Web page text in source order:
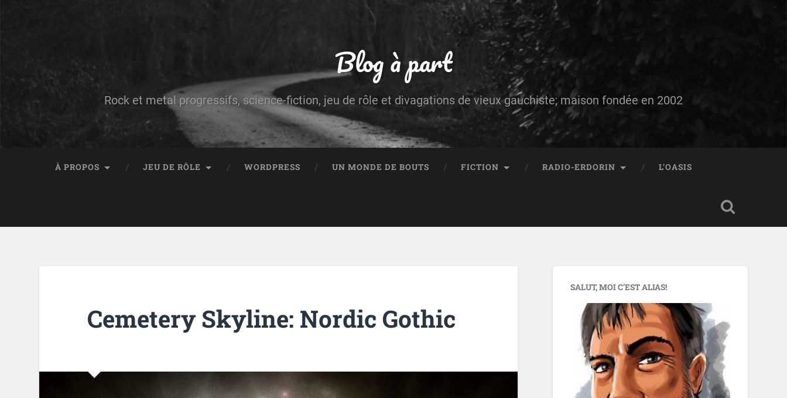
Blog à part
Rock et metal progressifs, science-fiction, jeu de rôle et divagations de vieux gauchiste; maison fondée en 2002
À PROPOS JEU DE RÔLE WORDPRESS UN MONDE DE BOUTS FICTION RADIO-ERDORIN L’OASIS
Cemetery Skyline: Nordic Gothic
SALUT, MOI C’EST ALIAS!